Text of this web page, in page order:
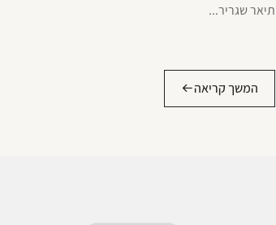
תיאר שגריר...
המשך קריאה